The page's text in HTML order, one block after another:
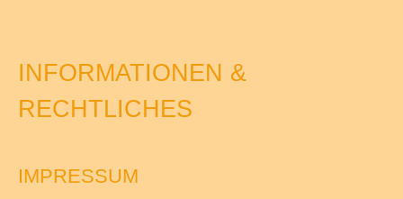
INFORMATIONEN &
RECHTLICHES
IMPRESSUM